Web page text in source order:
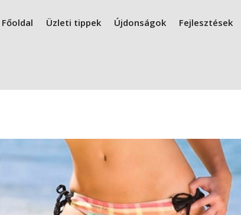
Főoldal Üzleti tippek Újdonságok Fejlesztések